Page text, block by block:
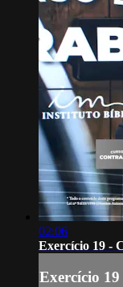
02:06
Exercício 19 -
Exercício